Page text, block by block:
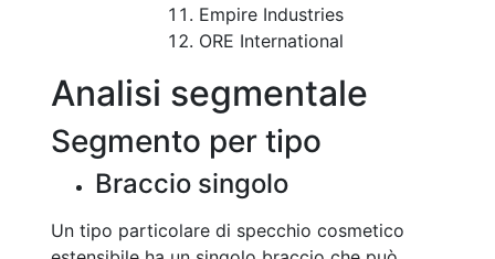
Empire Industries
ORE International
Analisi segmentale
Segmento per tipo
Braccio singolo
Un tipo particolare di specchio cosmetico